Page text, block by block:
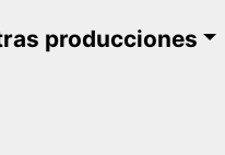
producciones